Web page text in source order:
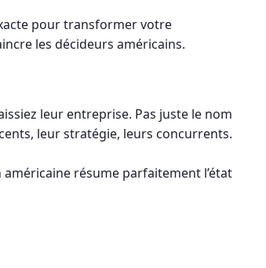
pour transformer votre
les décideurs américains.
leur entreprise. Pas juste le nom
leur stratégie, leurs concurrents.
résume parfaitement l’état